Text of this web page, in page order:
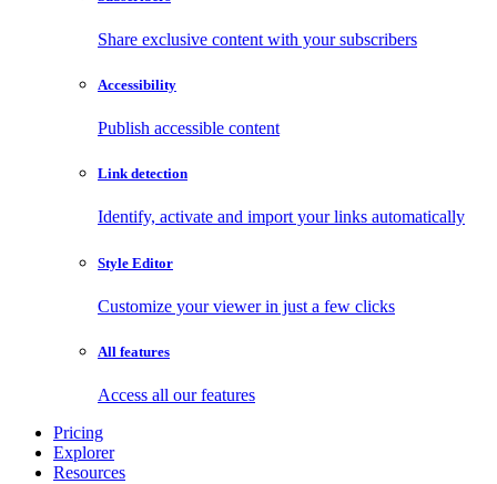
Share exclusive content with your subscribers
Accessibility
Publish accessible content
Link detection
Identify, activate and import your links automatically
Style Editor
Customize your viewer in just a few clicks
All features
Access all our features
Pricing
Explorer
Resources